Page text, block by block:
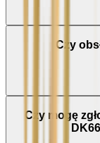
Czy
Czy mogę